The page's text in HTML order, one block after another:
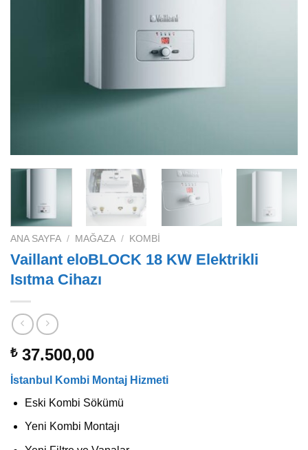
ANA SAYFA / MAĞAZA / KOMBI
Vaillant eloBLOCK 18 KW Elektrikli
Isıtma Cihazı
₺37.500,00
İstanbul Kombi Montaj Hizmeti
Eski Kombi Sökümü
Yeni Kombi Montajı